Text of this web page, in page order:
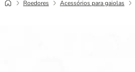
Roedores Acessórios para gaiolas